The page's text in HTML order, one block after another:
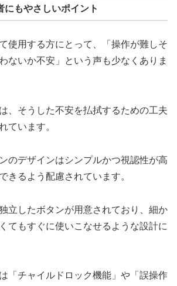
にもやさしいポイント
使用する方にとって、「操作が難しそ
ないか不安」という声も少なくありま
、そうした不安を払拭するための工夫
ています。
のデザインはシンプルかつ視認性が高
きるよう配慮されています。
立したボタンが用意されており、細か
てもすぐに使いこなせるような設計に
「チャイルドロック機能」や「誤操作